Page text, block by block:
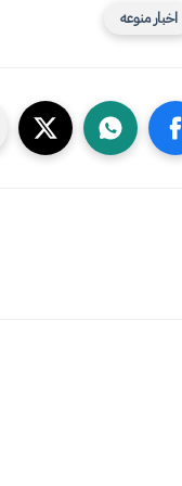
اخبار منوعه